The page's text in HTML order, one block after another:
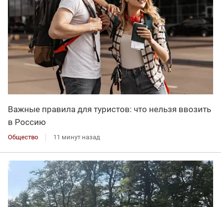
Важные правила для туристов: что нельзя ввозить
в Россию
Общество 11 минут назад